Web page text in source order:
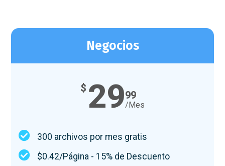
Negocios
$ 2999
/Mes
300 archivos por mes gratis
$0.42/Página - 15% de Descuento